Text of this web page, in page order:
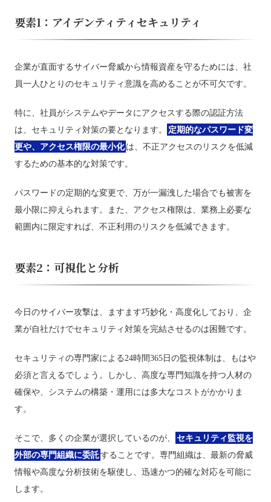
要素1：アイデンティティセキュリティ
企業が直面するサイバー脅威から情報資産を守るためには、社
員一人ひとりのセキュリティ意識を高めることが不可欠です。
特に、社員がシステムやデータにアクセスする際の認証方法
は、セキュリティ対策の要となります。
定期的なパスワード変
更や、アクセス権限の最小化は、不正アクセスのリスクを低減
するための基本的な対策です。
パスワードの定期的な変更で、万が一漏洩した場合でも被害を
最小限に抑えられます。また、アクセス権限は、業務上必要な
範囲内に限定すれば、不正利用のリスクを低減できます。
要素2：可視化と分析
今日のサイバー攻撃は、ますます巧妙化・高度化しており、企
業が自社だけでセキュリティ対策を完結させるのは困難です。
セキュリティの専門家による24時間365日の監視体制は、もはや
必須と言えるでしょう。しかし、高度な専門知識を持つ人材の
確保や、システムの構築・運用には多大なコストがかかりま
す。
そこで、多くの企業が選択しているのが、
セキュリティ監視を
外部の専門組織に委託することです。専門組織は、最新の脅威
情報や高度な分析技術を駆使し、迅速かつ的確な対応を可能に
します。